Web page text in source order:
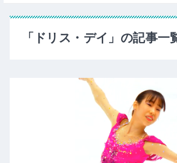
「ドリス・デイ」の記事一